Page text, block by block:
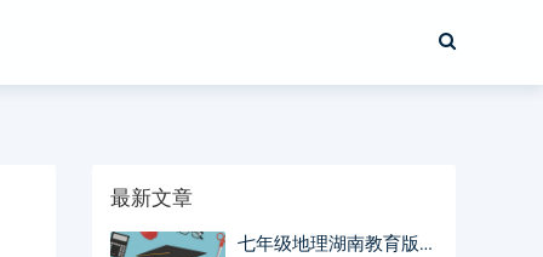
最新文章
七年级地理湖南教育版学